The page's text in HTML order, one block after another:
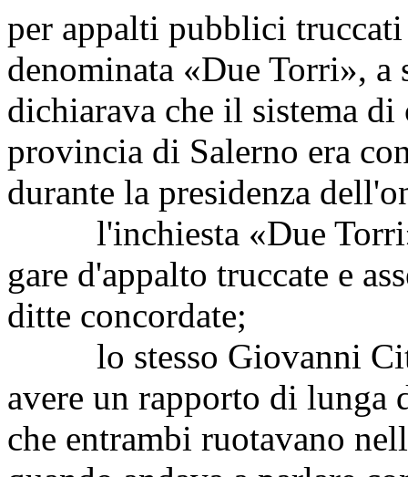
per appalti pubblici
denominata «Due Torri»,
dichiarava che il sistema
provincia di Salerno era
durante la presidenza
l'inchiesta «Due Torri»
gare d'appalto truccate e
ditte concordate;
lo stesso Giovanni
avere un rapporto di lunga
che entrambi ruotavano